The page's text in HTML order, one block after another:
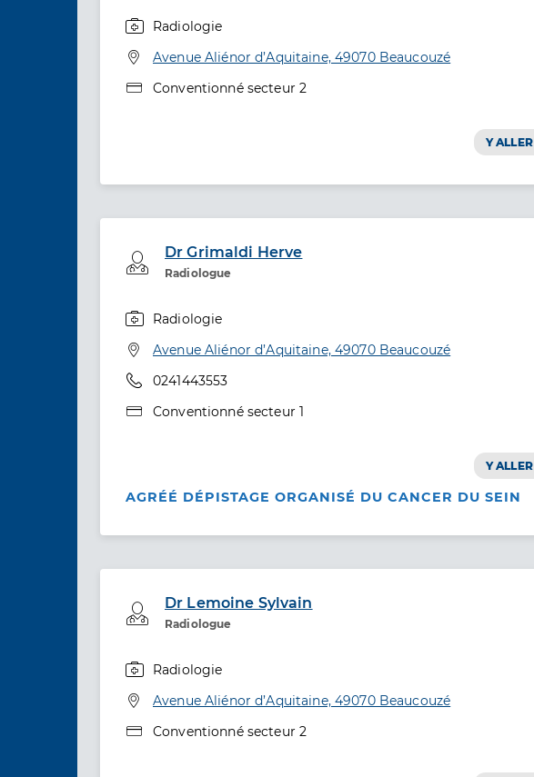
Radiologie
Adresse
Avenue Aliénor d’Aquitaine, 49070 Beaucouzé
Type de convention
Conventionné secteur 2
Y ALLER
Dr Grimaldi Herve
Radiologue
Professionel de santé
Radiologie
Adresse
Avenue Aliénor d’Aquitaine, 49070 Beaucouzé
Téléphone
0241443553
Type de convention
Conventionné secteur 1
Y ALLER
AGRÉÉ DÉPISTAGE ORGANISÉ DU CANCER DU SEIN
Dr Lemoine Sylvain
Radiologue
Professionel de santé
Radiologie
Adresse
Avenue Aliénor d’Aquitaine, 49070 Beaucouzé
Type de convention
Conventionné secteur 2